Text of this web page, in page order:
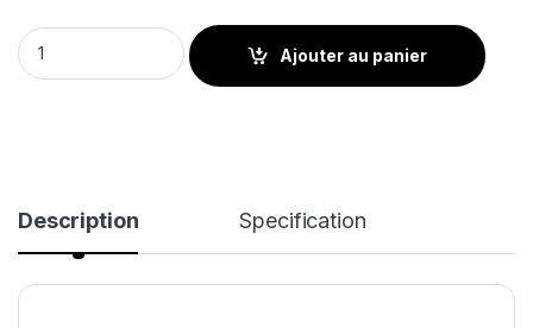
TABLETTE SAMSUNG T515 10.1" 4G - SILVER quantity
Ajouter au panier
Description Specification